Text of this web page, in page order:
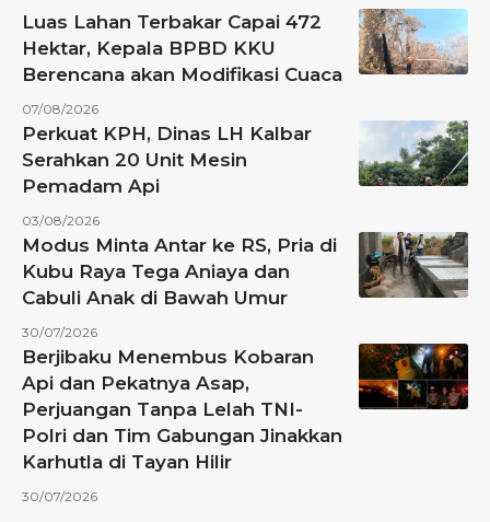
Luas Lahan Terbakar Capai 472
Hektar, Kepala BPBD KKU
Berencana akan Modifikasi Cuaca
07/08/2026
Perkuat KPH, Dinas LH Kalbar
Serahkan 20 Unit Mesin
Pemadam Api
03/08/2026
Modus Minta Antar ke RS, Pria di
Kubu Raya Tega Aniaya dan
Cabuli Anak di Bawah Umur
30/07/2026
Berjibaku Menembus Kobaran
Api dan Pekatnya Asap,
Perjuangan Tanpa Lelah TNI-
Polri dan Tim Gabungan Jinakkan
Karhutla di Tayan Hilir
30/07/2026